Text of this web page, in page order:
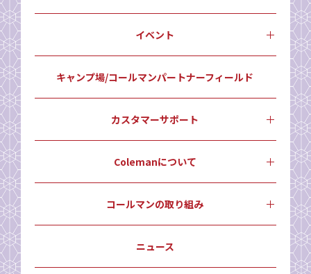
イベント
キャンプ場/コールマンパートナーフィールド
カスタマーサポート
Colemanについて
コールマンの取り組み
ニュース